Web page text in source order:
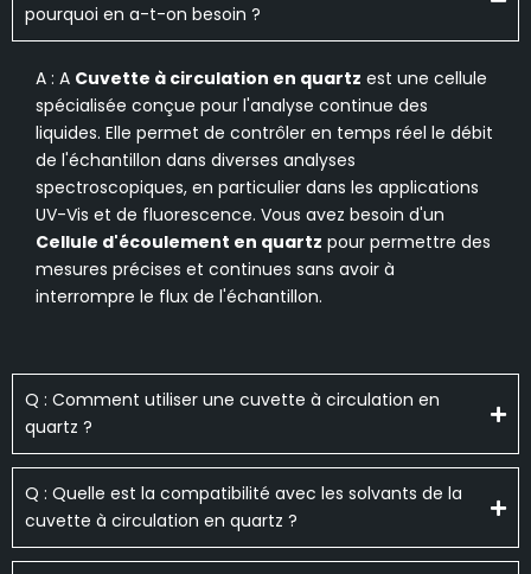
pourquoi en a-t-on besoin ?
A : A Cuvette à circulation en quartz est une cellule
spécialisée conçue pour l'analyse continue des
liquides. Elle permet de contrôler en temps réel le débit
de l'échantillon dans diverses analyses
spectroscopiques, en particulier dans les applications
UV-Vis et de fluorescence. Vous avez besoin d'un
Cellule d'écoulement en quartz pour permettre des
mesures précises et continues sans avoir à
interrompre le flux de l'échantillon.
Q : Comment utiliser une cuvette à circulation en
quartz ?
Q : Quelle est la compatibilité avec les solvants de la
cuvette à circulation en quartz ?